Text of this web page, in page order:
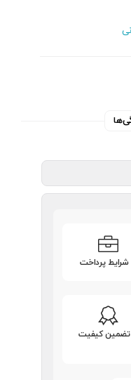
شرایط پرداخت
تضمین کیفیت